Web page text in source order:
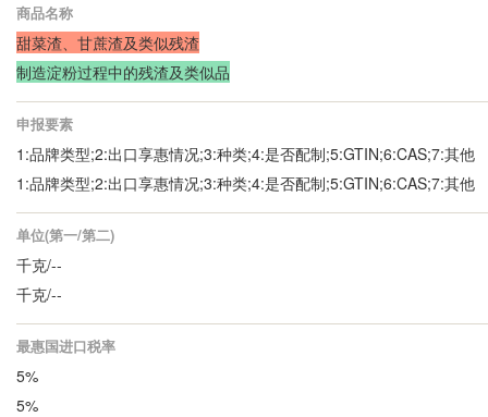
商品名称
甜菜渣、甘蔗渣及类似残渣
制造淀粉过程中的残渣及类似品
申报要素
1:品牌类型;2:出口享惠情况;3:种类;4:是否配制;5:GTIN;6:CAS;7:其他
1:品牌类型;2:出口享惠情况;3:种类;4:是否配制;5:GTIN;6:CAS;7:其他
单位(第一/第二)
千克/--
千克/--
最惠国进口税率
5%
5%